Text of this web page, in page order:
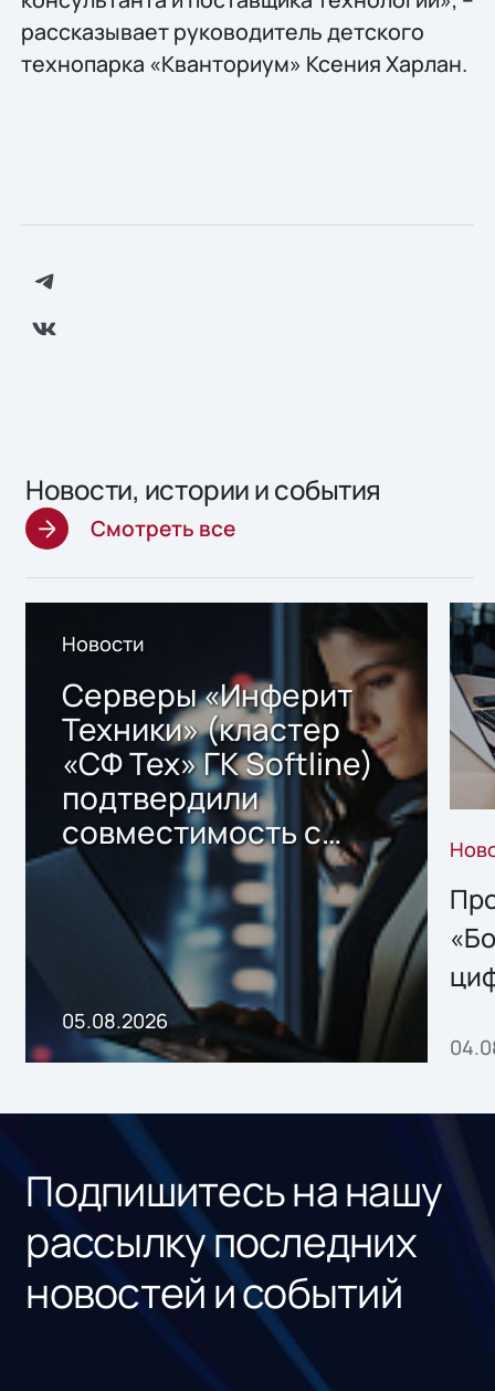
рассказывает руководитель детского
технопарка «Кванториум» Ксения Харлан.
Новости, истории и события
Смотреть все
Новости
Серверы «Инферит
Техники» (кластер
«СФ Тех» ГК Softline)
подтвердили
совместимость с
решением Sharx
Storage 2.x для
хранения данных
05.08.2026
Подпишитесь на нашу
рассылку последних
новостей и событий